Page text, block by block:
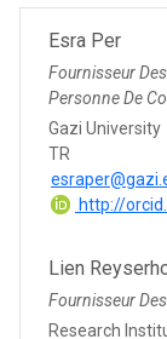
Esra Per
Fournisseur
Personne De
Gazi University
TR
http://
Lien
Fournisseur
Research